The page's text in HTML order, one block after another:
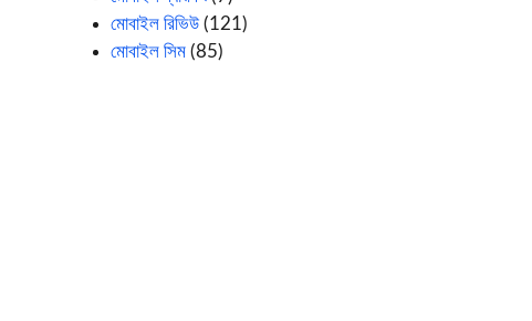
মোবাইল রিভিউ (121)
মোবাইল সিম (85)